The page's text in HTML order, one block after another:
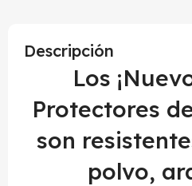
Descripción
Los
Protectores
son
polvo,